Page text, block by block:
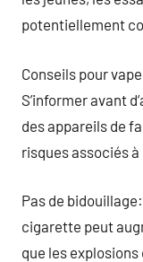
potentiellement
Conseils pour
S’informer avant
des appareils de
risques associés
Pas de
cigarette peut
que les